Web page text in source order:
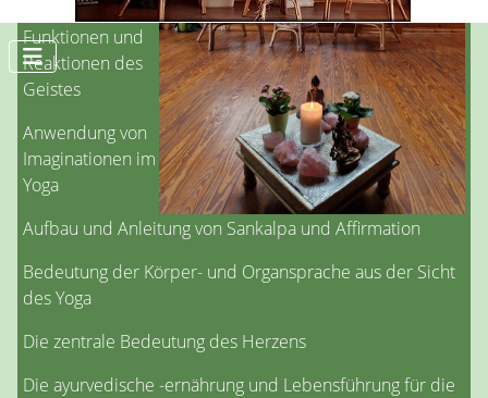
Funktionen und
Reaktionen des
Geistes
Anwendung von
Imaginationen im
Yoga
Aufbau und Anleitung von Sankalpa und Affirmation
Bedeutung der Körper- und Organsprache aus der Sicht
des Yoga
Die zentrale Bedeutung des Herzens
Die ayurvedische -ernährung und Lebensführung für die